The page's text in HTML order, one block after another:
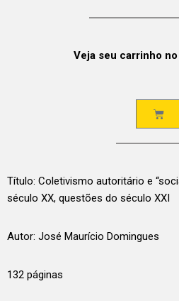
Veja seu carrinho
Título: Coletivismo autoritário e
século XX, questões do século XXI
Autor: José Maurício Domingues
132 páginas